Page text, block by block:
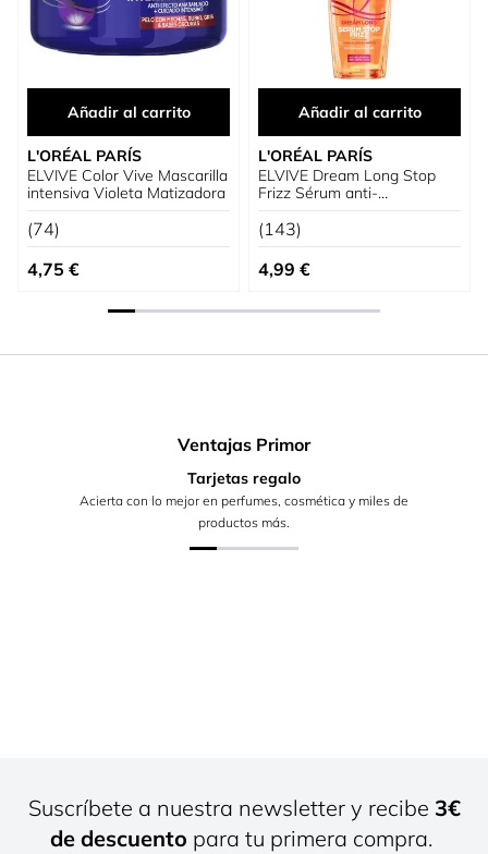
Añadir al carrito
L'ORÉAL PARÍS
ELVIVE Color Vive Mascarilla
intensiva Violeta Matizadora
(74)
4,75 €
Añadir al carrito
L'ORÉAL PARÍS
ELVIVE Dream Long Stop
Frizz Sérum anti-
encrespamiento sin aclarado
(143)
4,99 €
Ventajas Primor
Tarjetas regalo
Acierta con lo mejor en perfumes, cosmética y miles de
productos más.
Suscríbete a nuestra newsletter y recibe 3€
de descuento para tu primera compra.